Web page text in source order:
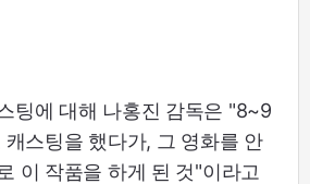
팅에 대해 나홍진 감독은 "8~9
캐스팅을 했다가, 그 영화를 안
이 작품을 하게 된 것"이라고